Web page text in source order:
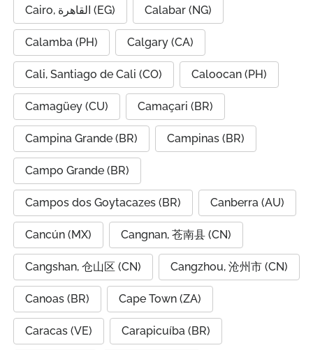
Cairo, القاهرة (EG) Calabar (NG)
Calamba (PH) Calgary (CA)
Cali, Santiago de Cali (CO) Caloocan (PH)
Camagüey (CU) Camaçari (BR)
Campina Grande (BR) Campinas (BR)
Campo Grande (BR)
Campos dos Goytacazes (BR) Canberra (AU)
Cancún (MX) Cangnan, 苍南县 (CN)
Cangshan, 仓山区 (CN) Cangzhou, 沧州市 (CN)
Canoas (BR) Cape Town (ZA)
Caracas (VE) Carapicuíba (BR)